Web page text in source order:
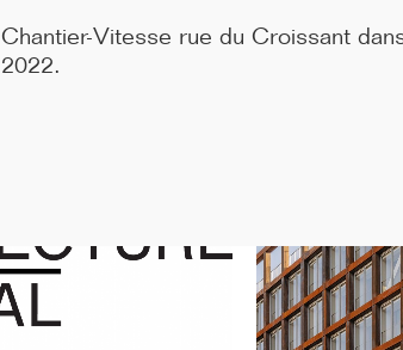
Chantier-Vitesse rue du Croissant
2022.